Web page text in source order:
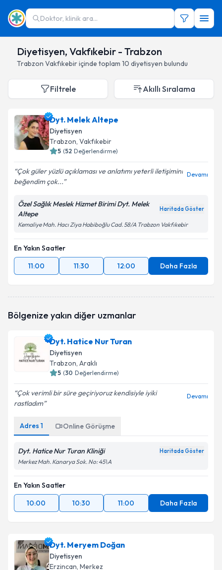
Doktor, klinik ara...
Diyetisyen, Vakfıkebir - Trabzon
Trabzon Vakfıkebiriçinde toplam 10 diyetisyen bulundu
Filtrele Akıllı Sıralama
Dyt. Melek Altepe
Diyetisyen
Trabzon, Vakfıkebir
5 (52 Değerlendirme)
Çok güler yüzlü açıklaması ve anlatımı yeterli iletişimini
beğendim çok...
Devamı
Özel Sağlık Meslek Hizmet Birimi Dyt. Melek
Altepe
Haritada Göster
Kemaliye Mah. Hacı Ziya Habiboğlu Cad. 58/A Trabzon Vakfıkebir
En Yakın Saatler
11:00
11:30 12:00 Daha Fazla
Bölgenize yakın diğer uzmanlar
Dyt. Hatice Nur Turan
Diyetisyen
Trabzon, Araklı
5 (30 Değerlendirme)
Çok verimli bir süre geçiriyoruz kendisiyle iyiki
rastladım
Devamı
Adres 1 Online Görüşme
Dyt. Hatice Nur Turan Kliniği Haritada Göster
Merkez Mah. Kanarya Sok. No: 45\A
En Yakın Saatler
10:00
10:30 11:00 Daha Fazla
Dyt. Meryem Doğan
Diyetisyen
Erzincan, Merkez